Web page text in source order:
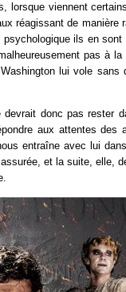
viennent
réagissant de manière
ils en
pas à
lui vole sans
donc pas rester
aux attentes des
entraîne avec lui
et la suite, elle,